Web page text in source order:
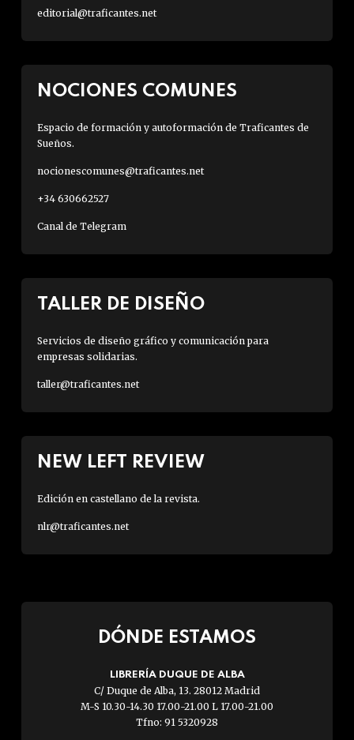
editorial@traficantes.net
NOCIONES COMUNES
Espacio de formación y autoformación de Traficantes de
Sueños.
nocionescomunes@traficantes.net
+34 630662527
Canal de Telegram
TALLER DE DISEÑO
Servicios de diseño gráfico y comunicación para
empresas solidarias.
taller@traficantes.net
NEW LEFT REVIEW
Edición en castellano de la revista.
nlr@traficantes.net
DÓNDE ESTAMOS
LIBRERÍA DUQUE DE ALBA
C/ Duque de Alba, 13. 28012 Madrid
M-S 10.30-14.30 17.00-21.00 L 17.00-21.00
Tfno: 91 5320928